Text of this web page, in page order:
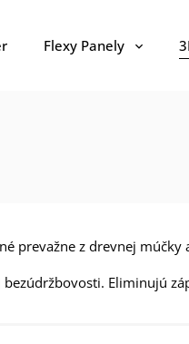
Flexy Panely
prevažne z drevnej
Eliminujú